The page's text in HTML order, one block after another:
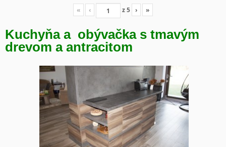
« ‹ z5 › »
Kuchyňa a obývačka s tmavým
drevom a antracitom